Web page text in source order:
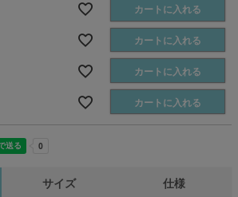
カートに入れる
カートに入れる
カートに入れる
カートに入れる
サイズ 仕様